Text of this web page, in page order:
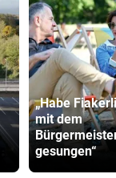
„Habe
mit dem
gesungen“